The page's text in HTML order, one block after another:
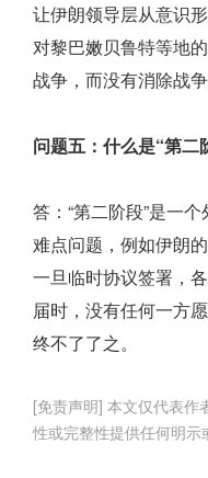
让伊朗领导层从意识
对黎巴嫩贝鲁特等地
战争，而没有消除战
问题五：什么是“第
答：“第二阶段”是一
难点问题，例如伊朗
一旦临时协议签署，
届时，没有任何一方
终不了了之。
[免责声明] 本文仅代表作
性或完整性提供任何明